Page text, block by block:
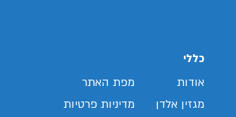
כללי
אודות
מגזין אלדן
מפת האתר
מדיניות פרטיות